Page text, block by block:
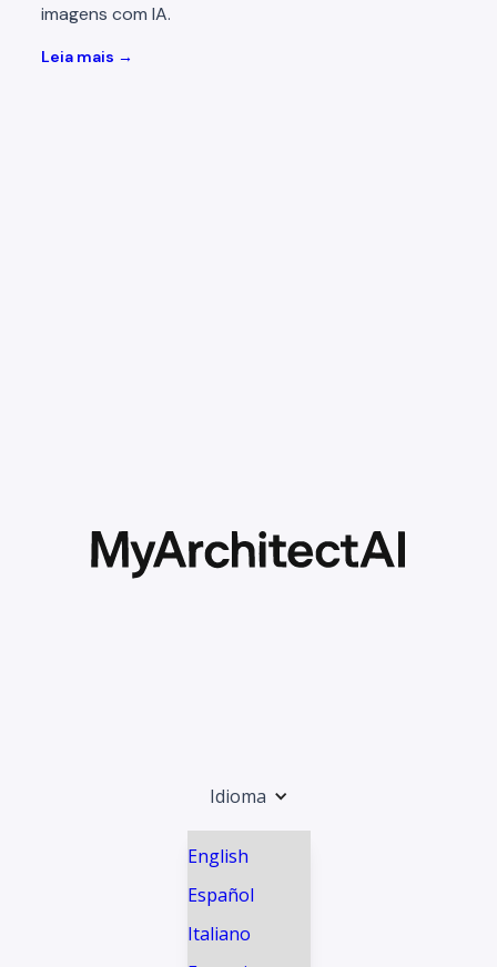
imagens com IA.
Leia mais →
Idioma
English
Español
Italiano